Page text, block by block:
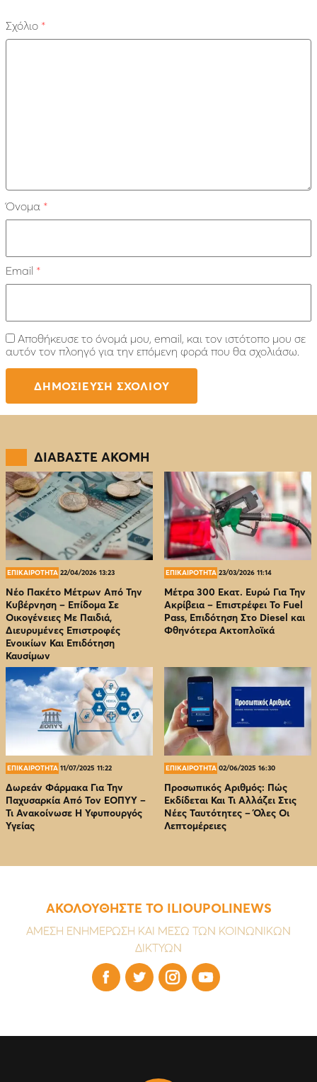
Σχόλιο *
Όνομα *
Email *
Αποθήκευσε το όνομά μου, email, και τον ιστότοπο μου σε
αυτόν τον πλοηγό για την επόμενη φορά που θα σχολιάσω.
ΔΙΑΒΑΣΤΕ ΑΚΟΜΗ
ΕΠΙΚΑΙΡΟΤΗΤΑ 22/04/2026 13:23
Νέο Πακέτο Μέτρων Από Την
Κυβέρνηση – Επίδομα Σε
Οικογένειες Με Παιδιά,
Διευρυμένες Επιστροφές
Ενοικίων Και Επιδότηση
Καυσίμων
ΕΠΙΚΑΙΡΟΤΗΤΑ 23/03/2026 11:14
Μέτρα 300 Εκατ. Ευρώ Για Την
Ακρίβεια – Επιστρέφει Το Fuel
Pass, Επιδότηση Στο Diesel και
Φθηνότερα Ακτοπλοϊκά
ΕΠΙΚΑΙΡΟΤΗΤΑ 11/07/2025 11:22
Δωρεάν Φάρμακα Για Την
Παχυσαρκία Από Τον EOΠΥΥ –
Τι Ανακοίνωσε Η Υφυπουργός
Υγείας
ΕΠΙΚΑΙΡΟΤΗΤΑ 02/06/2025 16:30
Προσωπικός Αριθμός: Πώς
Εκδίδεται Και Τι Αλλάζει Στις
Νέες Ταυτότητες – Όλες Οι
Λεπτομέρειες
ΑΚΟΛΟΥΘΗΣΤΕ ΤΟ ILIOUPOLINEWS
ΑΜΕΣΗ ΕΝΗΜΕΡΩΣΗ ΚΑΙ ΜΕΣΩ ΤΩΝ ΚΟΙΝΩΝΙΚΩΝ
ΔΙΚΤΥΩΝ
   